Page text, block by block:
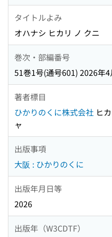
タイトルよみ
オハナシ ヒカリ ノ クニ
巻次・部編番号
51巻1号(通号601) 2026年4
著者標目
ひかりのくに株式会社 ヒ
ャ
出版事項
大阪 : ひかりのくに
出版年月日等
2026
出版年（W3CDTF）